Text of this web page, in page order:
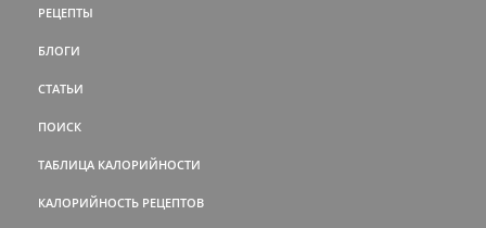
РЕЦЕПТЫ
БЛОГИ
СТАТЬИ
ПОИСК
ТАБЛИЦА КАЛОРИЙНОСТИ
КАЛОРИЙНОСТЬ РЕЦЕПТОВ